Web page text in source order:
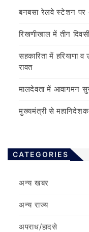
बनबसा रेलवे स्टेशन
रिखणीखाल में तीन
सहकारिता में हरियाणा
रावत
मालदेवता में आवागमन
मुख्यमंत्री से
CATEGORIES
अन्य खबर
अन्य राज्य
अपराध/हादसे